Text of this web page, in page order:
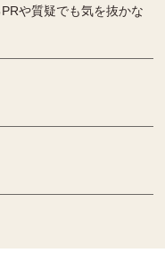
や質疑でも気を抜かな